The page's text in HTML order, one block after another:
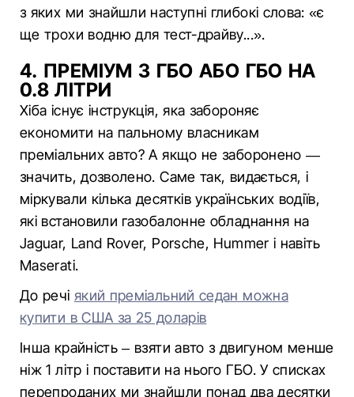
з яких ми знайшли наступні глибокі слова: «є
ще трохи водню для тест-драйву...».
4. ПРЕМІУМ З ГБО АБО ГБО НА
0.8 ЛІТРИ
Хіба існує інструкція, яка забороняє
економити на пальному власникам
преміальних авто? А якщо не заборонено —
значить, дозволено. Саме так, видається, і
міркували кілька десятків українських водіїв,
які встановили газобалонне обладнання на
Jaguar, Land Rover, Porsche, Hummer і навіть
Maserati.
До речі який преміальний седан можна
купити в США за 25 доларів
Інша крайність – взяти авто з двигуном менше
ніж 1 літр і поставити на нього ГБО. У списках
перепроданих ми знайшли понад два десятки